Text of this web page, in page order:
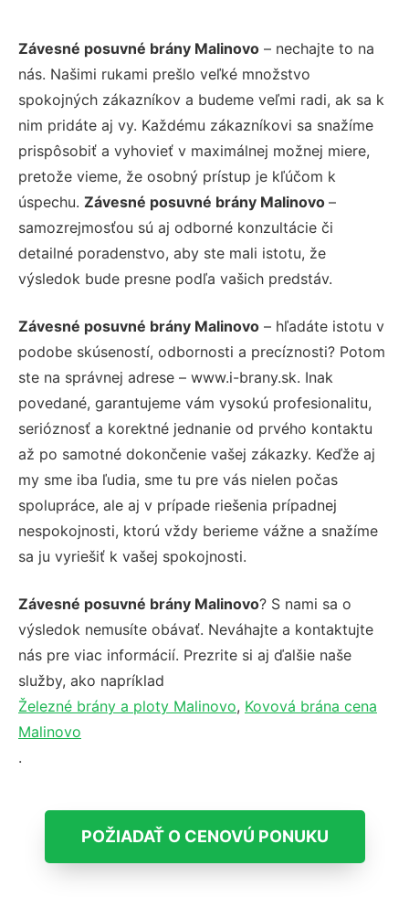
Závesné posuvné brány Malinovo – nechajte to na
nás. Našimi rukami prešlo veľké množstvo
spokojných zákazníkov a budeme veľmi radi, ak sa k
nim pridáte aj vy. Každému zákazníkovi sa snažíme
prispôsobiť a vyhovieť v maximálnej možnej miere,
pretože vieme, že osobný prístup je kľúčom k
úspechu. Závesné posuvné brány Malinovo –
samozrejmosťou sú aj odborné konzultácie či
detailné poradenstvo, aby ste mali istotu, že
výsledok bude presne podľa vašich predstáv.
Závesné posuvné brány Malinovo – hľadáte istotu v
podobe skúseností, odbornosti a precíznosti? Potom
ste na správnej adrese – www.i-brany.sk. Inak
povedané, garantujeme vám vysokú profesionalitu,
serióznosť a korektné jednanie od prvého kontaktu
až po samotné dokončenie vašej zákazky. Keďže aj
my sme iba ľudia, sme tu pre vás nielen počas
spolupráce, ale aj v prípade riešenia prípadnej
nespokojnosti, ktorú vždy berieme vážne a snažíme
sa ju vyriešiť k vašej spokojnosti.
Závesné posuvné brány Malinovo? S nami sa o
výsledok nemusíte obávať. Neváhajte a kontaktujte
nás pre viac informácií. Prezrite si aj ďalšie naše
služby, ako napríklad
Železné brány a ploty Malinovo, Kovová brána cena
Malinovo
.
POŽIADAŤ O CENOVÚ PONUKU